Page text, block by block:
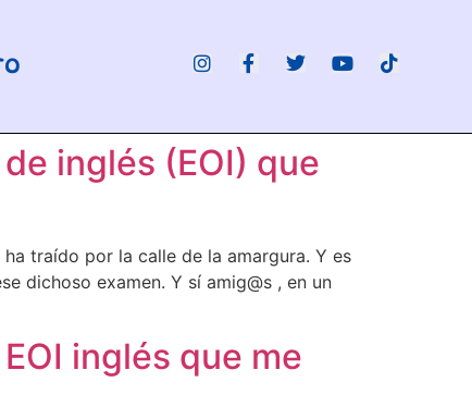
inglés (EOI) que
traído por la calle de la amargura. Y es
dichoso examen. Y sí amig@s , en un
inglés que me